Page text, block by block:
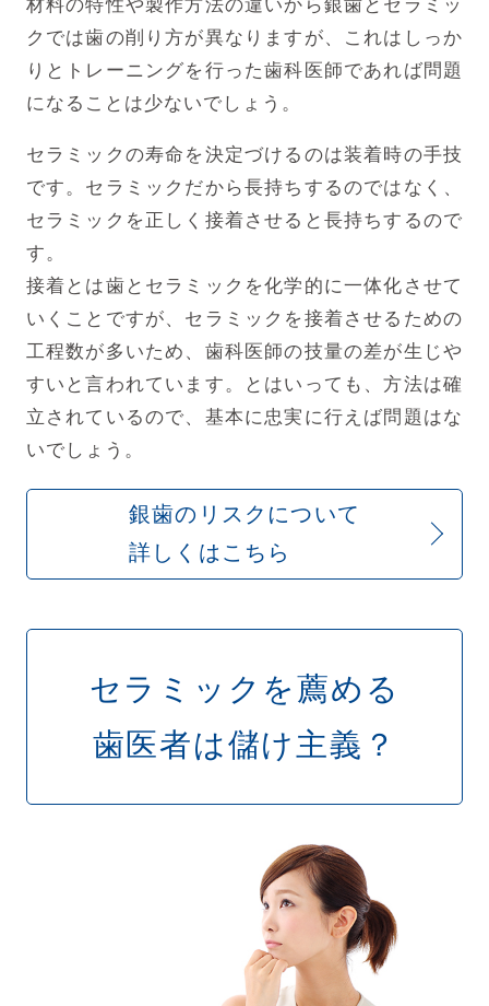
材料の特性や製作方法の違いから銀歯とセラミッ
クでは歯の削り方が異なりますが、これはしっか
りとトレーニングを行った歯科医師であれば問題
になることは少ないでしょう。
セラミックの寿命を決定づけるのは装着時の手技
です。セラミックだから長持ちするのではなく、
セラミックを正しく接着させると長持ちするので
す。
接着とは歯とセラミックを化学的に一体化させて
いくことですが、セラミックを接着させるための
工程数が多いため、歯科医師の技量の差が生じや
すいと言われています。
とはいっても、方法は確
立されているので、基本に忠実に行えば問題はな
いでしょう。
銀歯のリスクについて
詳しくはこちら
セラミックを薦める
歯医者は儲け主義？